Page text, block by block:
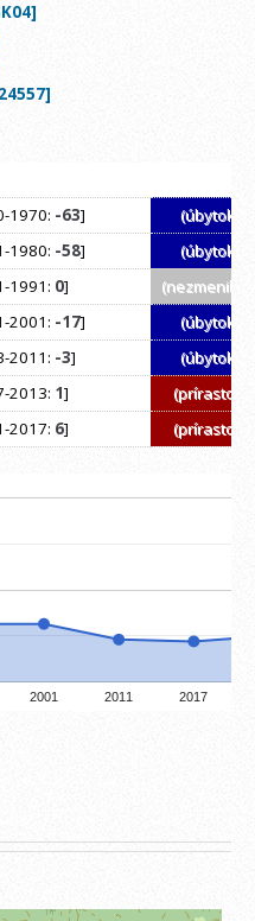
1970: -63]
(úbytok)
1980: -58]
(úbytok)
1991: 0]
(nezmenil
2001: -17]
(úbytok)
2011: -3]
(úbytok)
2013: 1]
(prírastok)
2017: 6] (prírastok)
2001 2011 2017